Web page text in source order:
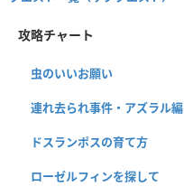
攻略チャート
虫のいいお願い
連れ去られ事件・アズラル編
ドスランポスの育て方
ローゼルフィンを探して